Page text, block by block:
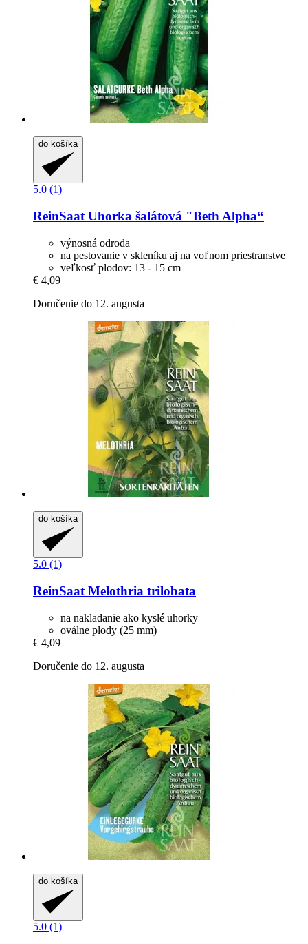
do košíka
5.0 (1)
ReinSaat Uhorka šalátová "Beth Alpha“
výnosná odroda
na pestovanie v skleníku aj na voľnom priestranstve
veľkosť plodov: 13 - 15 cm
€ 4,09
Doručenie do 12. augusta
do košíka
5.0 (1)
ReinSaat Melothria trilobata
na nakladanie ako kyslé uhorky
oválne plody (25 mm)
€ 4,09
Doručenie do 12. augusta
do košíka
5.0 (1)